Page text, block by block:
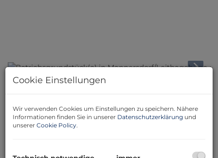
Beschreibung
Du suchst nach einem idealen Grundstück für dein
Unternehmen?
Cookie Einstellungen
Wir verwenden Cookies um Einstellungen zu speichern. Nähere
Informationen finden Sie in unserer Datenschutzerklärung und
unserer Cookie Policy.